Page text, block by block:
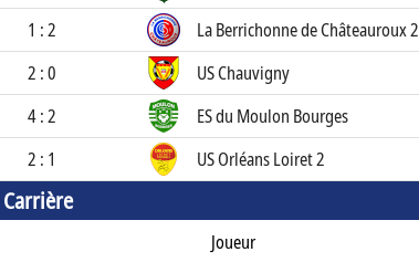
1 : 2
La Berrichonne de Châteauroux 2
2 : 0
US Chauvigny
4 : 2
ES du Moulon Bourges
2 : 1 US Orléans Loiret 2
Carrière
Joueur